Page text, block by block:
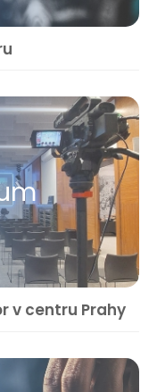
v centru Prahy